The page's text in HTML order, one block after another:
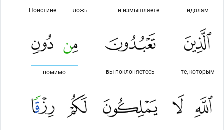
идолам
и измышляете
ложь
Поистине
те, которым
вы поклоняетесь
помимо